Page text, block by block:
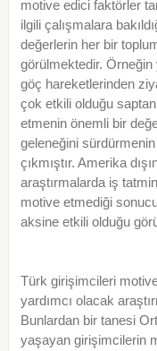
motive edici faktörler
ilgili çalışmalara
değerlerin her bir
görülmektedir.
göç hareketlerinden
çok etkili olduğu
etmenin önemli bir
geleneğini
çıkmıştır. Amerika
araştırmalarda iş
motive etmediği
aksine etkili olduğu
Türk girişimcileri
yardımcı olacak
Bunlardan bir tanesi
yaşayan girişimcilerin